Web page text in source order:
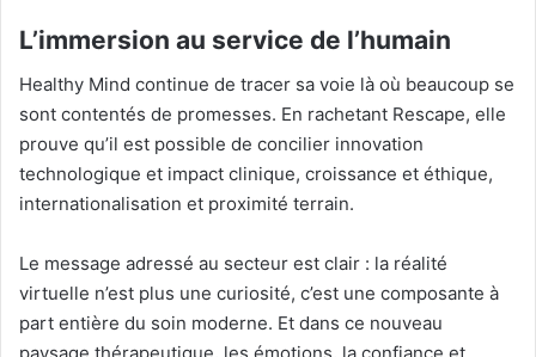
L’immersion au service de l’humain
Healthy Mind continue de tracer sa voie là où beaucoup se
sont contentés de promesses. En rachetant Rescape, elle
prouve qu’il est possible de concilier innovation
technologique et impact clinique, croissance et éthique,
internationalisation et proximité terrain.
Le message adressé au secteur est clair : la réalité
virtuelle n’est plus une curiosité, c’est une composante à
part entière du soin moderne. Et dans ce nouveau